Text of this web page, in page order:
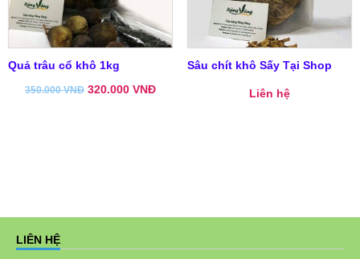
Quả trâu cổ khô 1kg
350.000VNĐ 320.000VNĐ
Sâu chít khô Sấy Tại Shop
Liên hệ
LIÊN HỆ